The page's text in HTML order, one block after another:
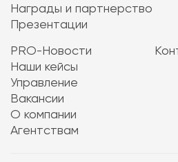
Награды и партнерство
Презентации
PRO-Новости
Наши кейсы
Управление
Вакансии
О компании
Агентствам